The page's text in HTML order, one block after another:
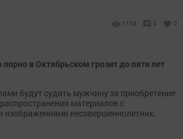
1133 0 0
в Октябрьском грозит до пяти лет
будут судить мужчину за приобретение
материалов с
изображениями несовершеннолетних.